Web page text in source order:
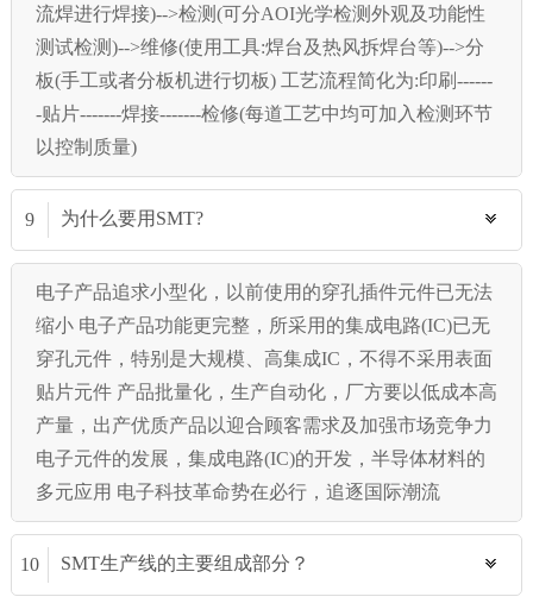
流焊进行焊接)-->检测(可分AOI光学检测外观及功能性
测试检测)-->维修(使用工具:焊台及热风拆焊台等)-->分
板(手工或者分板机进行切板) 工艺流程简化为:印刷------
-贴片-------焊接-------检修(每道工艺中均可加入检测环节
以控制质量)
9 为什么要用SMT?
电子产品追求小型化，以前使用的穿孔插件元件已无法
缩小 电子产品功能更完整，所采用的集成电路(IC)已无
穿孔元件，特别是大规模、高集成IC，不得不采用表面
贴片元件 产品批量化，生产自动化，厂方要以低成本高
产量，出产优质产品以迎合顾客需求及加强市场竞争力
电子元件的发展，集成电路(IC)的开发，半导体材料的
多元应用 电子科技革命势在必行，追逐国际潮流
10 SMT生产线的主要组成部分？